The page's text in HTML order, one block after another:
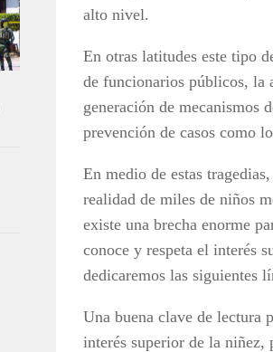
alto nivel.
En otras latitudes este tipo
de funcionarios públicos, la
generación de mecanismos
prevención de casos como
En medio de estas
realidad de miles de niños
existe una brecha enorme
conoce y respeta el interés
dedicaremos las siguientes
Una buena clave de lectura
interés superior de la niñez,